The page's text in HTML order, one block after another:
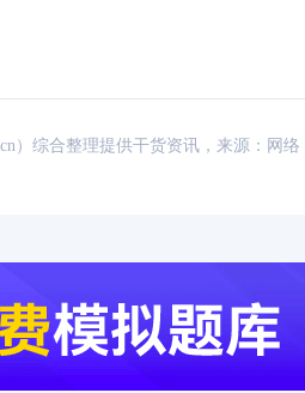
）综合整理提供干货资讯，来源：网